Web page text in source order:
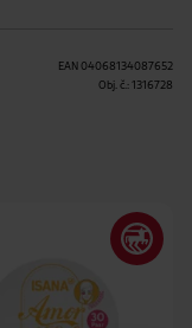
EAN 04068134087652
Obj. č.: 1316728